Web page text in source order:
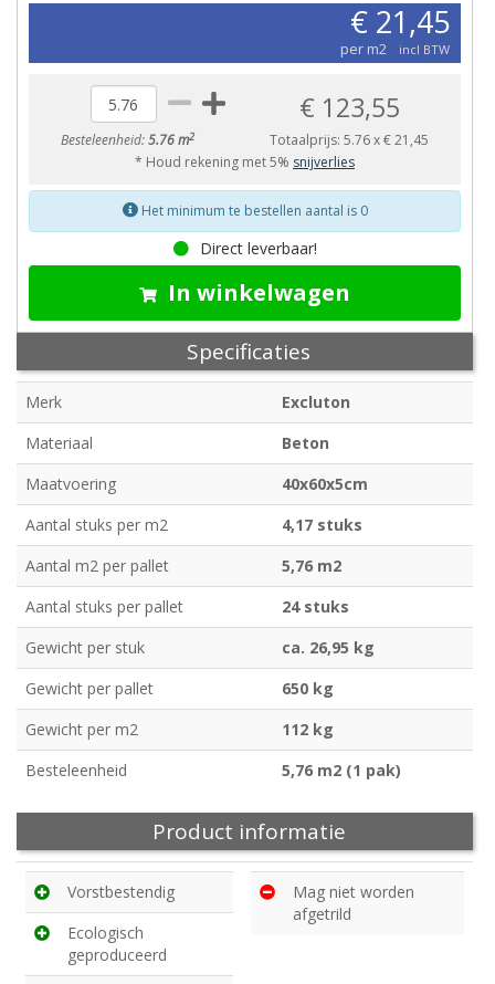
€ 21,45
per m2 incl BTW
Besteleenheid:5.76 m2
€ 123,55
Totaalprijs:5.76x€ 21,45
* Houd rekening met 5% snijverlies
Het minimum te bestellen aantal is 0
Direct leverbaar!
In winkelwagen
Specificaties
Merk
Excluton
Materiaal
Beton
Maatvoering
40x60x5cm
Aantal stuks per m2
4,17 stuks
Aantal m2 per pallet
5,76 m2
Aantal stuks per pallet
24 stuks
Gewicht per stuk
ca. 26,95 kg
Gewicht per pallet
650 kg
Gewicht per m2
112 kg
Besteleenheid
5,76 m2 (1 pak)
Product informatie
Vorstbestendig
Ecologisch
geproduceerd
Mag niet worden
afgetrild